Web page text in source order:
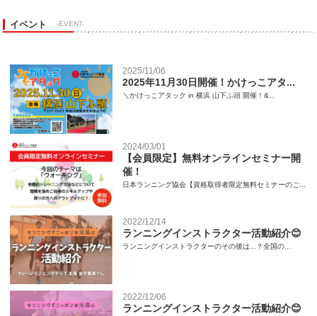
イベント -EVENT-
2025/11/06
2025年11月30日開催！かけっこアタ...
＼かけっこアタック in 横浜 山下ふ頭 開催！&...
2024/03/01
【会員限定】無料オンラインセミナー開
催！
日本ランニング協会【資格取得者限定無料セミナーのご...
2022/12/14
ランニングインストラクター活動紹介😊
ランニングインストラクターのその後は...？全国の...
2022/12/06
ランニングインストラクター活動紹介😊